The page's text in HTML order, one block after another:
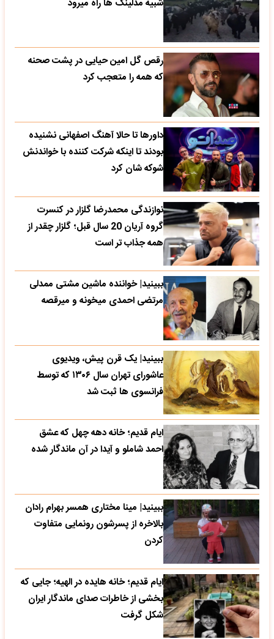
شبیه مدلینگ ها راه میرود
رقص گل امین حیایی در پشت صحنه
که همه را متعجب کرد
داورها تا حالا آهنگ اصفهانی نشنیده
بودند تا اینکه شرکت کننده با خواندنش
شوکه شان کرد
نوازندگی محمدرضا گلزار در کنسرت
گروه آریان 20 سال قبل؛ گلزار چقدر از
همه جذاب تر است
ببینید| خواننده ماشین مشتی ممدلی
مرتضی احمدی میخونه و میرقصه
ببینید| یک قرن پیش، ویدیوی
عاشورای تهران سال ۱۳۰۶ که توسط
فرانسوی ها ثبت شد
ایام قدیم؛ خانه دهه چهل که عشق
احمد شاملو و آیدا در آن ماندگار شده
ببینید| مینا مختاری همسر بهرام رادان
بالاخره از پسرشون رونمایی متفاوت
کردن
ایام قدیم؛ خانه هایده در الهیه؛ جایی که
بخشی از خاطرات صدای ماندگار ایران
شکل گرفت